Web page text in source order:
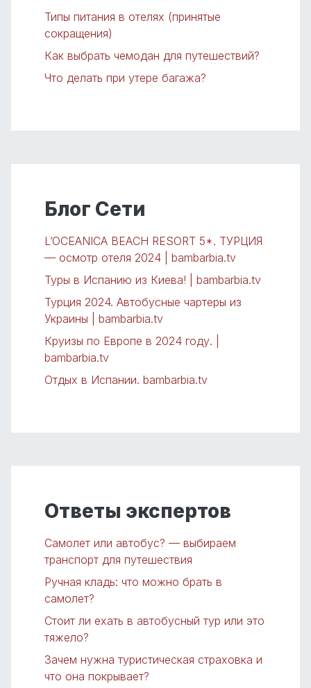
Типы питания в отелях (принятые
сокращения)
Как выбрать чемодан для путешествий?
Что делать при утере багажа?
Блог Сети
L’OCEANICA BEACH RESORT 5*. ТУРЦИЯ
— осмотр отеля 2024 | bambarbia.tv
Туры в Испанию из Киева! | bambarbia.tv
Турция 2024. Автобусные чартеры из
Украины | bambarbia.tv
Круизы по Европе в 2024 году. |
bambarbia.tv
Отдых в Испании. bambarbia.tv
Ответы экспертов
Самолет или автобус? — выбираем
транспорт для путешествия
Ручная кладь: что можно брать в
самолет?
Стоит ли ехать в автобусный тур или это
тяжело?
Зачем нужна туристическая страховка и
что она покрывает?